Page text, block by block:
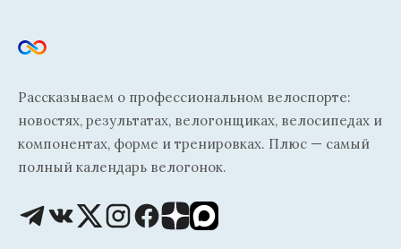
Рассказываем о профессиональном велоспорте:
новостях, результатах, велогонщиках, велосипедах и
компонентах, форме и тренировках. Плюс — самый
полный календарь велогонок.